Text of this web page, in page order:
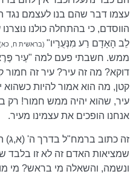
עצמו דבר שהם בנו לעצמם נגד
הווסדם, כי בהתחלה כולנו
לֵב הָאָדָם רַע מִנְּעֻרָיו" (בראשית ח,
ממש. חשבתי פעם למה "עַיִר
דוקא? מה זה עיר? עיר זה חמור
קטן, מה הוא אמור להיות כשהוא
עיר, שהוא יהיה ממש חמור! רק
אנחנו הופכים את עצמינו מעיר.
זה כתוב ברמח"ל בדרך ה' (א,ג)
שמציאות האדם זה לא זו בלבד
ונשמה, והשאלה מי בראש? מי